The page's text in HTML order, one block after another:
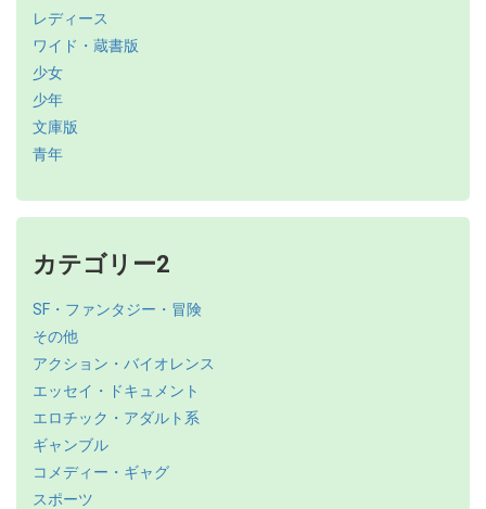
レディース
ワイド・蔵書版
少女
少年
文庫版
青年
カテゴリー2
SF・ファンタジー・冒険
その他
アクション・バイオレンス
エッセイ・ドキュメント
エロチック・アダルト系
ギャンブル
コメディー・ギャグ
スポーツ